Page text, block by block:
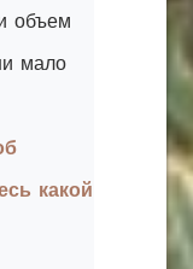
объем
мало
какой